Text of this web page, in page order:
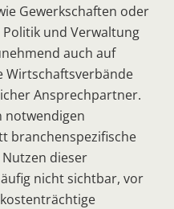
Gewerkschaften oder
und Verwaltung
auch auf
Wirtschaftsverbände
Ansprechpartner.
notwendigen
branchenspezifische
dieser
nicht sichtbar, vor